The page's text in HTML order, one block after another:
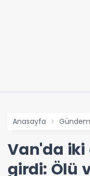
Anasayfa Gündem
Van'da
girdi: Ölü